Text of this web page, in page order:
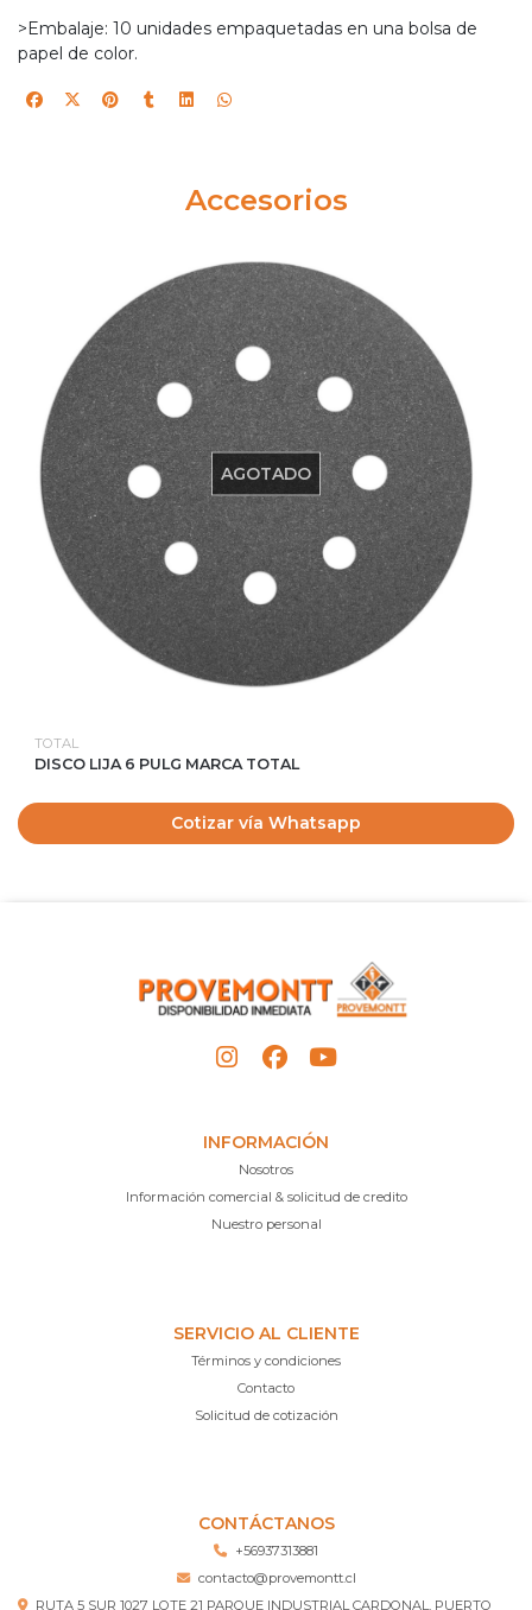
>Embalaje: 10 unidades empaquetadas en una bolsa de
papel de color.
Accesorios
AGOTADO
TOTAL
DISCO LIJA 6 PULG MARCA TOTAL
Cotizar vía Whatsapp
INFORMACIÓN
Nosotros
Información comercial & solicitud de credito
Nuestro personal
SERVICIO AL CLIENTE
Términos y condiciones
Contacto
Solicitud de cotización
CONTÁCTANOS
+56937313881
contacto@provemontt.cl
RUTA 5 SUR 1027 LOTE 21 PARQUE INDUSTRIAL CARDONAL, PUERTO